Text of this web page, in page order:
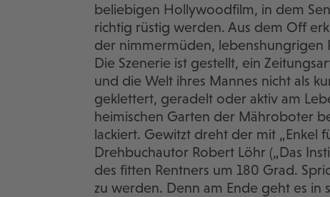
beliebigen Hollywoodfilm, in dem
richtig rüstig werden. Aus dem Off
der nimmermüden, lebenshungrigen
Die Szenerie ist gestellt, ein
und die Welt ihres Mannes nicht als
geklettert, geradelt oder aktiv am
heimischen Garten der Mähroboter
lackiert. Gewitzt dreht der mit „Enkel
Drehbuchautor Robert Löhr („Das
des fitten Rentners um 180 Grad.
zu werden. Denn am Ende geht es in